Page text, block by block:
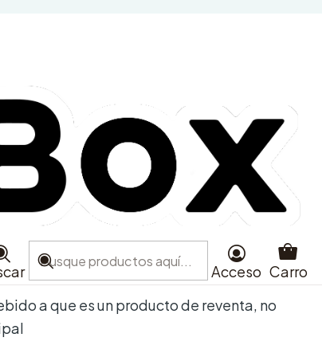
Acceso Carro
/ Firmado
a que es un producto de reventa, no